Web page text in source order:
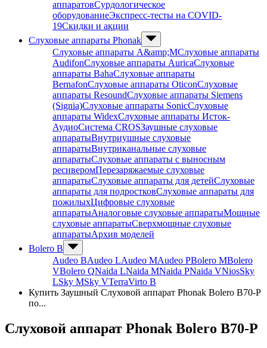
аппаратовСурдологическое
оборудованиеЭкспресс-тесты на COVID-
19Скидки и акции
Слуховые аппараты Phonak
Слуховые аппараты A&amp;MСлуховые аппараты
AudifonСлуховые аппараты AuricaСлуховые
аппараты BahaСлуховые аппараты
BernafonСлуховые аппараты OticonСлуховые
аппараты ResoundСлуховые аппараты Siemens
(Signia)Слуховые аппараты SonicСлуховые
аппараты WidexСлуховые аппараты Исток-
АудиоСистема CROSЗаушные слуховые
аппаратыВнутриушные слуховые
аппаратыВнутриканальные слуховые
аппаратыСлуховые аппараты с выносным
ресиверомПерезаряжаемые слуховые
аппаратыСлуховые аппараты для детейСлуховые
аппараты для подростковСлуховые аппараты для
пожилыхЦифровые слуховые
аппаратыАналоговые слуховые аппаратыМощные
слуховые аппаратыСверхмощные слуховые
аппаратыАрхив моделей
Bolero B
Audeo BAudeo LAudeo МAudeo PBolero MBolero
VBolero QNaida LNaida MNaida PNaida VNiosSky
LSky MSky VTerraVirto B
Купить Заушный Слуховой аппарат Phonak Bolero B70-P
по...
Слуховой аппарат Phonak Bolero B70-P